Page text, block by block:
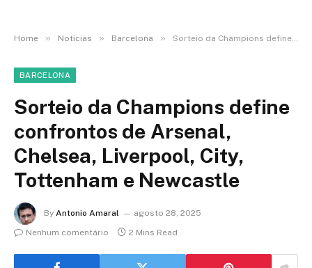
Home » Noticias » Barcelona » Sorteio da Champions define confrontos de Arsenal, Chelsea, Liverpool, City, Tottenham e Newcastle
BARCELONA
Sorteio da Champions define
confrontos de Arsenal,
Chelsea, Liverpool, City,
Tottenham e Newcastle
By Antonio Amaral
agosto 28, 2025
Nenhum comentário
2 Mins Read